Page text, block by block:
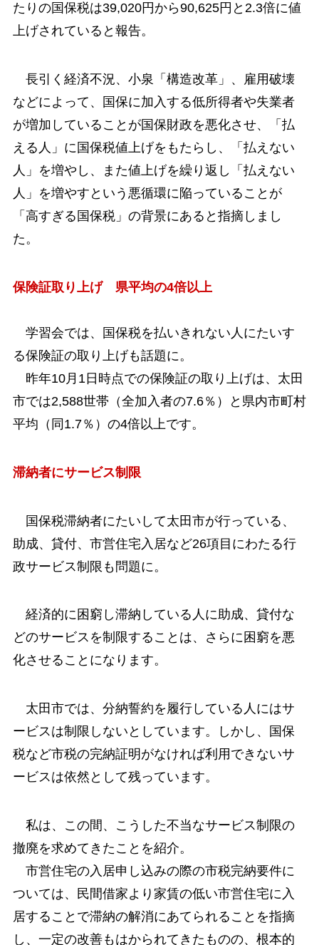
たりの国保税は39,020円から90,625円と2.3倍に値
上げされていると報告。
長引く経済不況、小泉「構造改革」、雇用破壊
などによって、国保に加入する低所得者や失業者
が増加していることが国保財政を悪化させ、「払
える人」に国保税値上げをもたらし、「払えない
人」を増やし、また値上げを繰り返し「払えない
人」を増やすという悪循環に陥っていることが
「高すぎる国保税」の背景にあると指摘しまし
た。
保険証取り上げ 県平均の4倍以上
学習会では、国保税を払いきれない人にたいす
る保険証の取り上げも話題に。
昨年10月1日時点での保険証の取り上げは、太田
市では2,588世帯（全加入者の7.6％）と県内市町村
平均（同1.7％）の4倍以上です。
滞納者にサービス制限
国保税滞納者にたいして太田市が行っている、
助成、貸付、市営住宅入居など26項目にわたる行
政サービス制限も問題に。
経済的に困窮し滞納している人に助成、貸付な
どのサービスを制限することは、さらに困窮を悪
化させることになります。
太田市では、分納誓約を履行している人にはサ
ービスは制限しないとしています。しかし、国保
税など市税の完納証明がなければ利用できないサ
ービスは依然として残っています。
私は、この間、こうした不当なサービス制限の
撤廃を求めてきたことを紹介。
市営住宅の入居申し込みの際の市税完納要件に
ついては、民間借家より家賃の低い市営住宅に入
居することで滞納の解消にあてられることを指摘
し、一定の改善もはかられてきたものの、根本的